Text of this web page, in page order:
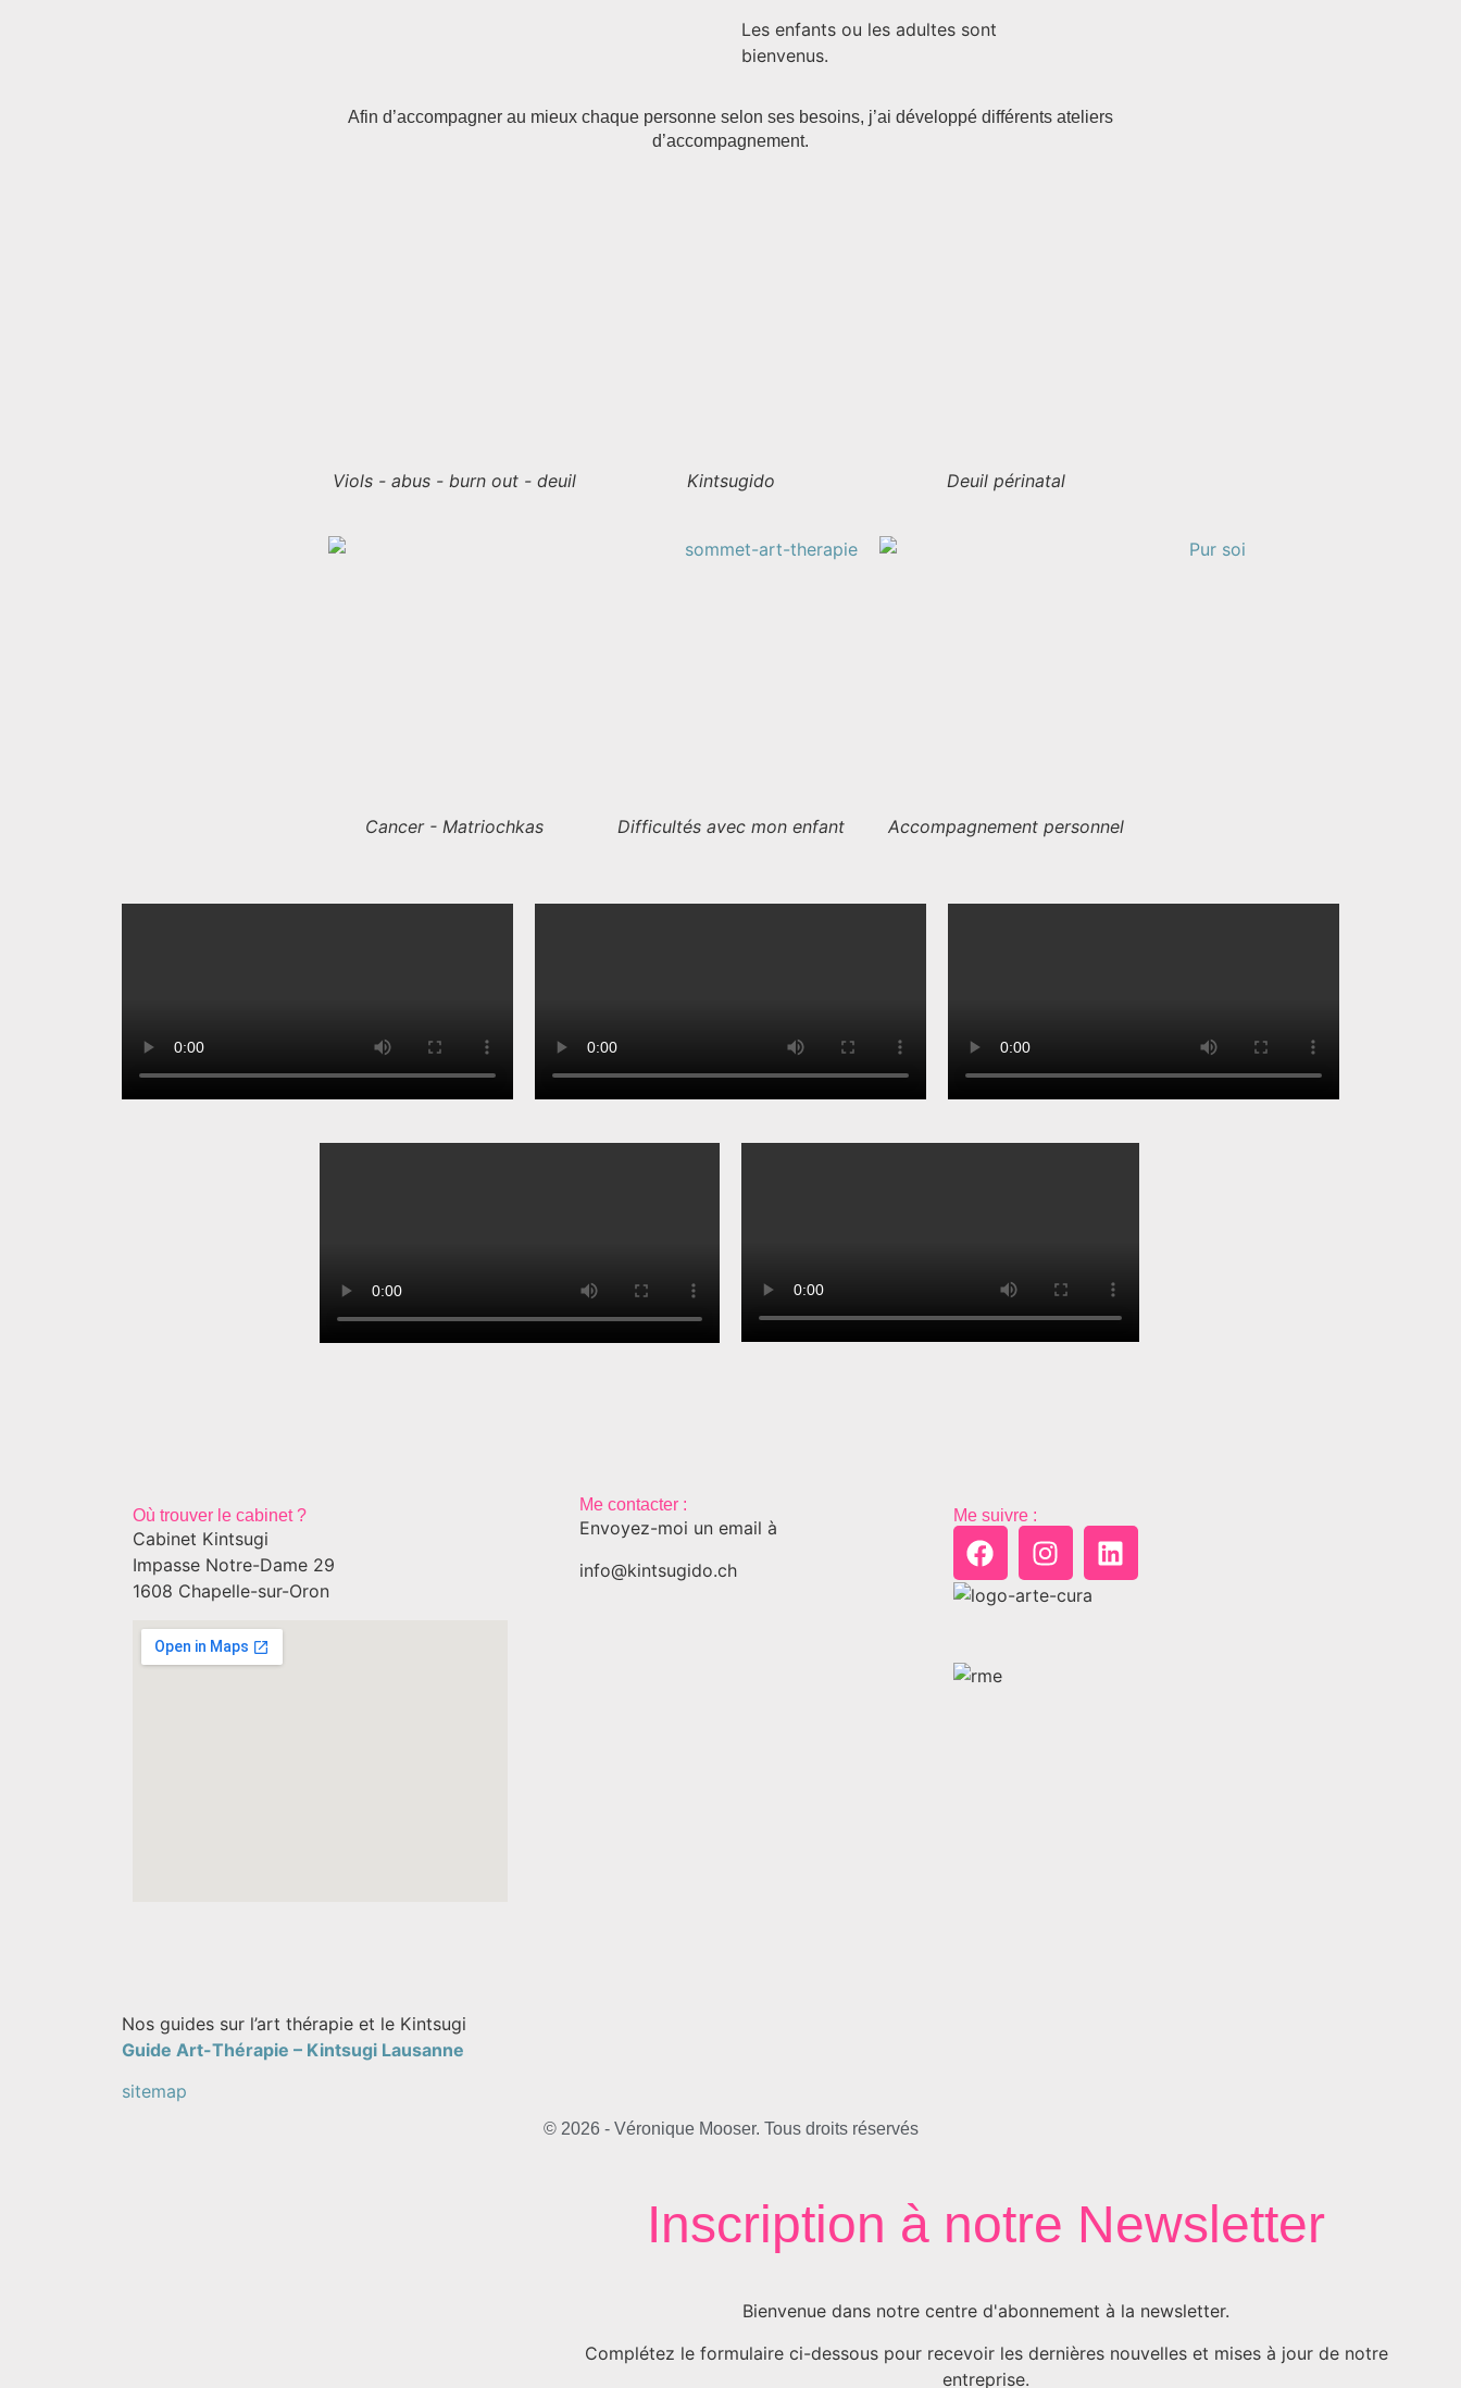
Les enfants ou les adultes sont
bienvenus.
Afin d’accompagner au mieux chaque personne selon ses besoins, j’ai développé différents ateliers
d’accompagnement.
Viols - abus - burn out - deuil Kintsugido Deuil périnatal
Cancer - Matriochkas Difficultés avec mon enfant Accompagnement personnel
Où trouver le cabinet ?
Cabinet Kintsugi
Impasse Notre-Dame 29
1608 Chapelle-sur-Oron
Me contacter :
Envoyez-moi un email à
info@kintsugido.ch
Me suivre :
Nos guides sur l’art thérapie et le Kintsugi
Guide Art-Thérapie – Kintsugi Lausanne
sitemap
© 2026 - Véronique Mooser. Tous droits réservés
Inscription à notre Newsletter
Bienvenue dans notre centre d'abonnement à la newsletter.
Complétez le formulaire ci-dessous pour recevoir les dernières nouvelles et mises à jour de notre
entreprise.